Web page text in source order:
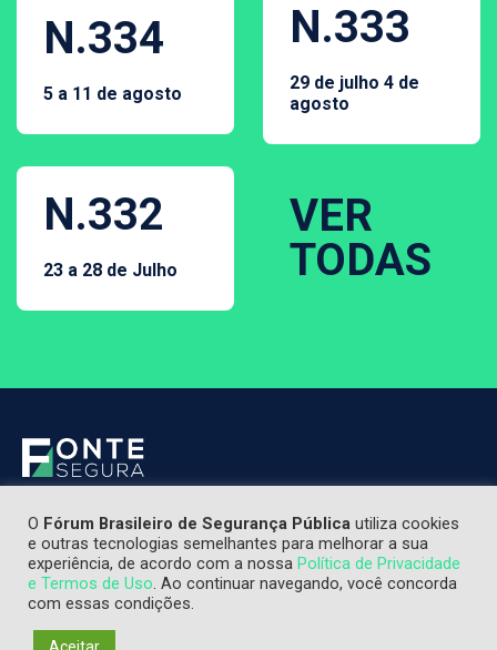
N.334
5 a 11 de agosto
N.333
29 de julho 4 de
agosto
N.332
23 a 28 de Julho
VER
TODAS
O Fórum Brasileiro de Segurança Pública utiliza cookies
e outras tecnologias semelhantes para melhorar a sua
experiência, de acordo com a nossa Política de Privacidade
e Termos de Uso. Ao continuar navegando, você concorda
com essas condições.